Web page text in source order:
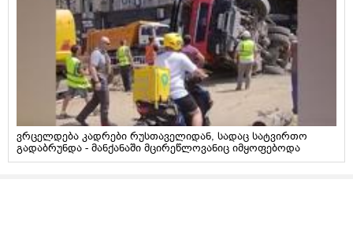
ვრცელდება კადრები რუსთაველიდან, სადაც სატვირთო
გადაბრუნდა - მანქანაში მცირეწლოვანიც იმყოფებოდა